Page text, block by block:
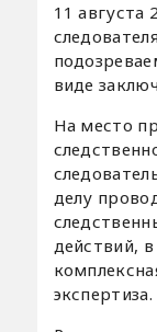
11 августа
виде
На место
делу
действий, в
экспертиза.